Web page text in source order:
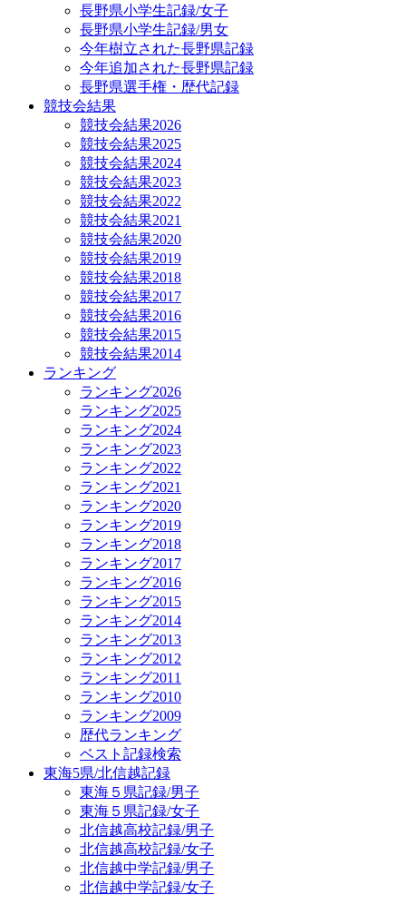
長野県小学生記録/女子
長野県小学生記録/男女
今年樹立された長野県記録
今年追加された長野県記録
長野県選手権・歴代記録
競技会結果
競技会結果2026
競技会結果2025
競技会結果2024
競技会結果2023
競技会結果2022
競技会結果2021
競技会結果2020
競技会結果2019
競技会結果2018
競技会結果2017
競技会結果2016
競技会結果2015
競技会結果2014
ランキング
ランキング2026
ランキング2025
ランキング2024
ランキング2023
ランキング2022
ランキング2021
ランキング2020
ランキング2019
ランキング2018
ランキング2017
ランキング2016
ランキング2015
ランキング2014
ランキング2013
ランキング2012
ランキング2011
ランキング2010
ランキング2009
歴代ランキング
ベスト記録検索
東海5県/北信越記録
東海５県記録/男子
東海５県記録/女子
北信越高校記録/男子
北信越高校記録/女子
北信越中学記録/男子
北信越中学記録/女子